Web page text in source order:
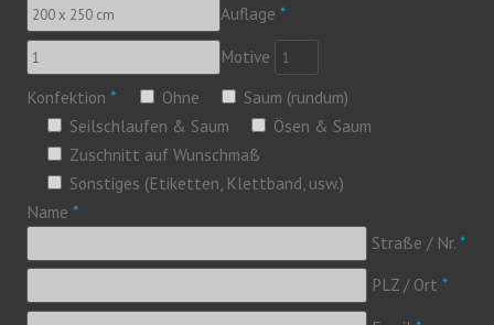
Auflage *
Motive
Konfektion * Ohne
Saum (rundum)
Seilschlaufen & Saum
Ösen & Saum
Zuschnitt auf Wunschmaß
Sonstiges (Etiketten, Klettband, usw.)
Name *
Straße / Nr. *
PLZ / Ort *